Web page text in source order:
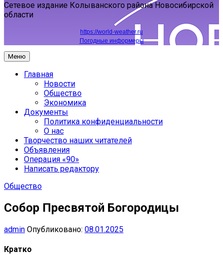
Сетевое издание Колыванского района Новосибирской
области
https://world-weather.ru
Погодные информеры
Меню
Главная
Новости
Общество
Экономика
Документы
Политика конфиденциальности
О нас
Творчество наших читателей
Объявления
Операция «90»
Написать редактору
Общество
Собор Пресвятой Богородицы
admin Опубликовано: 08.01.2025
Кратко